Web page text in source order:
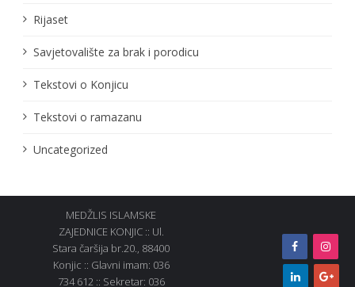
Rijaset
Savjetovalište za brak i porodicu
Tekstovi o Konjicu
Tekstovi o ramazanu
Uncategorized
MEDŽLIS ISLAMSKE
ZAJEDNICE KONJIC :: Ul.
Stara čaršija br.20., 88400
Konjic :: Glavni imam: 036
734 612 :: Sekretar: 036